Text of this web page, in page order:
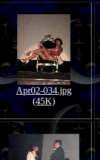
Apr02-034.jpg
(45K)